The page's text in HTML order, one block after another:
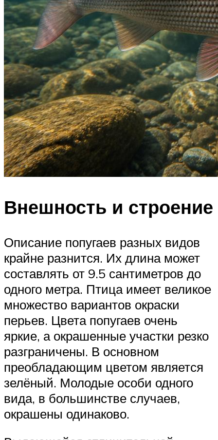
Внешность и строение
Описание попугаев разных видов
крайне разнится. Их длина может
составлять от 9.5 сантиметров до
одного метра. Птица имеет великое
множество вариантов окраски
перьев. Цвета попугаев очень
яркие, а окрашенные участки резко
разграничены. В основном
преобладающим цветом является
зелёный. Молодые особи одного
вида, в большинстве случаев,
окрашены одинаково.